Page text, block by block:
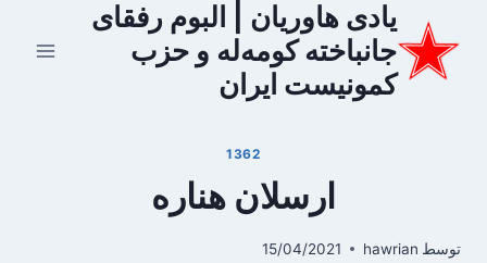
محتوا
یادی هاوریان | البوم رفقای
جانباخته کومه‌له و حزب
کمونیست ایران
1362
ارسلان هناره
توسط hawrian
15/04/2021